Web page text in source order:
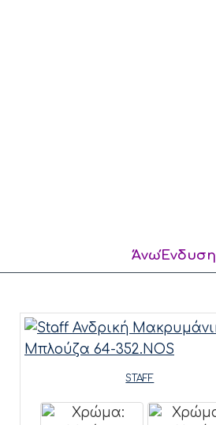
ΆνωΈνδυση
STAFF